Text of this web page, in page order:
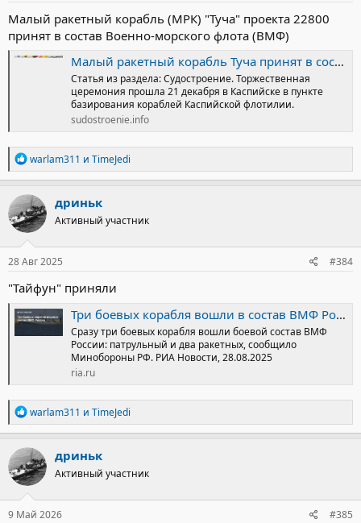
Малый ракетный корабль (МРК) "Туча" проекта 22800
принят в состав Военно-морского флота (ВМФ)
Малый ракетный корабль Туча принят в состав Черноморского флота
Статья из раздела: Судостроение. Торжественная
церемония прошла 21 декабря в Каспийске в пункте
базирования кораблей Каспийской флотилии.
sudostroenie.info
Р
е
а
к
ц
и
и
:
warlam311 и TimeJedi
дриньк
Активный участник
28 Авг 2025 #384
"Тайфун" приняли
Три боевых корабля вошли в состав ВМФ России
Сразу три боевых корабля вошли боевой состав ВМФ
России: патрульный и два ракетных, сообщило
Минобороны РФ. РИА Новости, 28.08.2025
ria.ru
Р
е
а
к
ц
и
и
:
warlam311 и TimeJedi
дриньк
Активный участник
9 Май 2026 #385